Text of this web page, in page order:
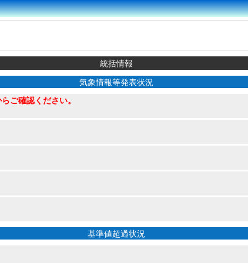
統括情報
気象情報等発表状況
ご確認ください。
基準値超過状況